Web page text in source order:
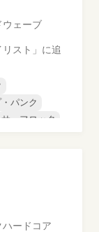
ウェーブ
スト」に追
パンク
サーフロック
ハードコア